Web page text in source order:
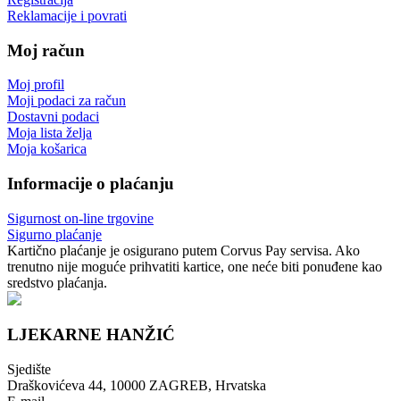
Reklamacije i povrati
Moj račun
Moj profil
Moji podaci za račun
Dostavni podaci
Moja lista želja
Moja košarica
Informacije o plaćanju
Sigurnost on-line trgovine
Sigurno plaćanje
Kartično plaćanje je osigurano putem Corvus Pay servisa. Ako
trenutno nije moguće prihvatiti kartice, one neće biti ponuđene kao
sredstvo plaćanja.
LJEKARNE HANŽIĆ
Sjedište
Draškovićeva 44, 10000 ZAGREB, Hrvatska